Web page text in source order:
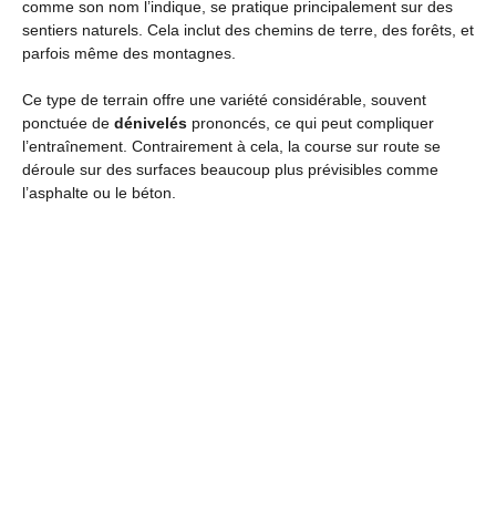
comme son nom l’indique, se pratique principalement sur des
sentiers naturels. Cela inclut des chemins de terre, des forêts, et
parfois même des montagnes.
Ce type de terrain offre une variété considérable, souvent
ponctuée de dénivelés prononcés, ce qui peut compliquer
l’entraînement. Contrairement à cela, la course sur route se
déroule sur des surfaces beaucoup plus prévisibles comme
l’asphalte ou le béton.